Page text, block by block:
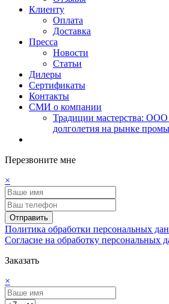
Клиенту
Оплата
Доставка
Пресса
Новости
Статьи
Дилеры
Сертификаты
Контакты
СМИ о компании
Традиции мастерства: ООО
долголетия на рынке
Перезвоните мне
×
Отправить
Политика обработки персональных
Согласие на обработку персональных
Заказать
×